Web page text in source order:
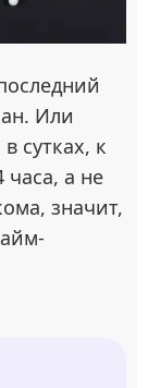
Или
сутках, к
а не
значит,